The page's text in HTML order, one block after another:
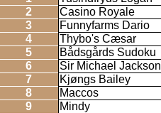
2
Casino Royale
3
Funnyfarms Dario
4
Thybo's Cæsar
5
Bådsgårds Sudoku
6
Sir Michael Jackson
7
Kjøngs Bailey
8
Maccos
9
Mindy